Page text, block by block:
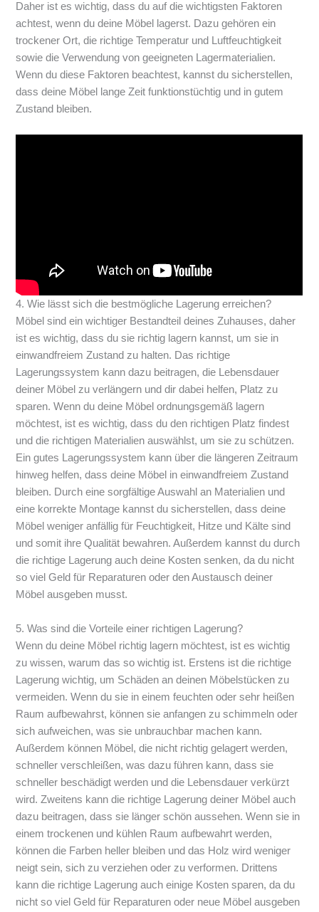
Daher ist es wichtig, dass du auf die wichtigsten Faktoren
achtest, wenn du deine Möbel lagerst. Dazu gehören ein
trockener Ort, die richtige Temperatur und Luftfeuchtigkeit
sowie die Verwendung von geeigneten Lagermaterialien.
Wenn du diese Faktoren beachtest, kannst du sicherstellen,
dass deine Möbel lange Zeit funktionstüchtig und in gutem
Zustand bleiben.
4. Wie lässt sich die bestmögliche Lagerung erreichen?
Möbel sind ein wichtiger Bestandteil deines Zuhauses, daher
ist es wichtig, dass du sie richtig lagern kannst, um sie in
einwandfreiem Zustand zu halten. Das richtige
Lagerungssystem kann dazu beitragen, die Lebensdauer
deiner Möbel zu verlängern und dir dabei helfen, Platz zu
sparen. Wenn du deine Möbel ordnungsgemäß lagern
möchtest, ist es wichtig, dass du den richtigen Platz findest
und die richtigen Materialien auswählst, um sie zu schützen.
Ein gutes Lagerungssystem kann über die längeren Zeitraum
hinweg helfen, dass deine Möbel in einwandfreiem Zustand
bleiben. Durch eine sorgfältige Auswahl an Materialien und
eine korrekte Montage kannst du sicherstellen, dass deine
Möbel weniger anfällig für Feuchtigkeit, Hitze und Kälte sind
und somit ihre Qualität bewahren. Außerdem kannst du durch
die richtige Lagerung auch deine Kosten senken, da du nicht
so viel Geld für Reparaturen oder den Austausch deiner
Möbel ausgeben musst.
5. Was sind die Vorteile einer richtigen Lagerung?
Wenn du deine Möbel richtig lagern möchtest, ist es wichtig
zu wissen, warum das so wichtig ist. Erstens ist die richtige
Lagerung wichtig, um Schäden an deinen Möbelstücken zu
vermeiden. Wenn du sie in einem feuchten oder sehr heißen
Raum aufbewahrst, können sie anfangen zu schimmeln oder
sich aufweichen, was sie unbrauchbar machen kann.
Außerdem können Möbel, die nicht richtig gelagert werden,
schneller verschleißen, was dazu führen kann, dass sie
schneller beschädigt werden und die Lebensdauer verkürzt
wird. Zweitens kann die richtige Lagerung deiner Möbel auch
dazu beitragen, dass sie länger schön aussehen. Wenn sie in
einem trockenen und kühlen Raum aufbewahrt werden,
können die Farben heller bleiben und das Holz wird weniger
neigt sein, sich zu verziehen oder zu verformen. Drittens
kann die richtige Lagerung auch einige Kosten sparen, da du
nicht so viel Geld für Reparaturen oder neue Möbel ausgeben